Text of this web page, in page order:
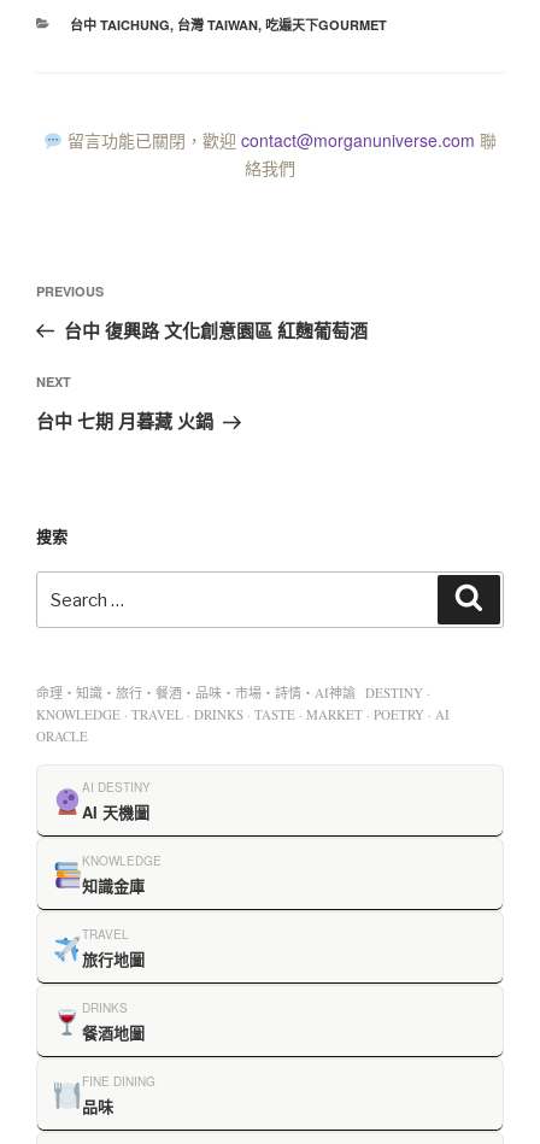
台中 TAICHUNG, 台灣 TAIWAN, 吃遍天下GOURMET
留言功能已關閉，歡迎 contact@morganuniverse.com 聯
絡我們
PREVIOUS
台中 復興路 文化創意園區 紅麴葡萄酒
NEXT
台中 七期 月暮藏 火鍋
搜索
命理・知識・旅行・餐酒・品味・市場・詩情・AI神諭 DESTINY ·
KNOWLEDGE · TRAVEL · DRINKS · TASTE · MARKET · POETRY · AI
ORACLE
AI DESTINY
AI 天機圖
KNOWLEDGE
知識金庫
TRAVEL
旅行地圖
DRINKS
餐酒地圖
FINE DINING
品味